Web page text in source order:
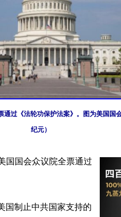
通过《法轮功保护法案》。图为美国
纪元）
国国会众议院全票通过
国制止中共国家支持的